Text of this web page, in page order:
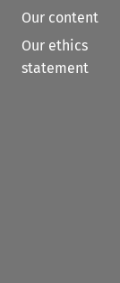
Our content
Our ethics
statement